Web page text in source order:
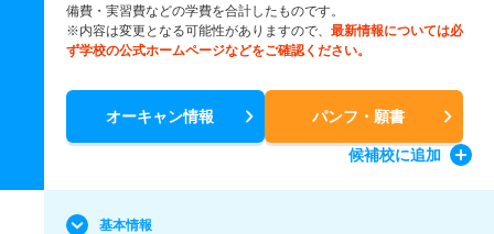
備費・実習費などの学費を合計したものです。
※内容は変更となる可能性がありますので、 最新情報については必
ず学校の公式ホームページなどをご確認ください。
オーキャン情報 パンフ・願書
候補校に追加
基本情報